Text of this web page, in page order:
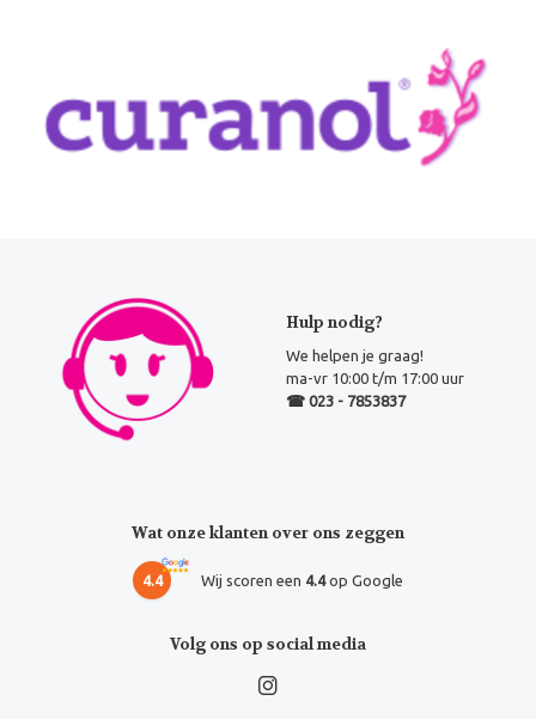
Hulp nodig?
We helpen je graag!
ma-vr 10:00 t/m 17:00 uur
☎ 023 - 7853837
Wat onze klanten over ons zeggen
4.4 Wij scoren een 4.4op Google
Volg ons op social media